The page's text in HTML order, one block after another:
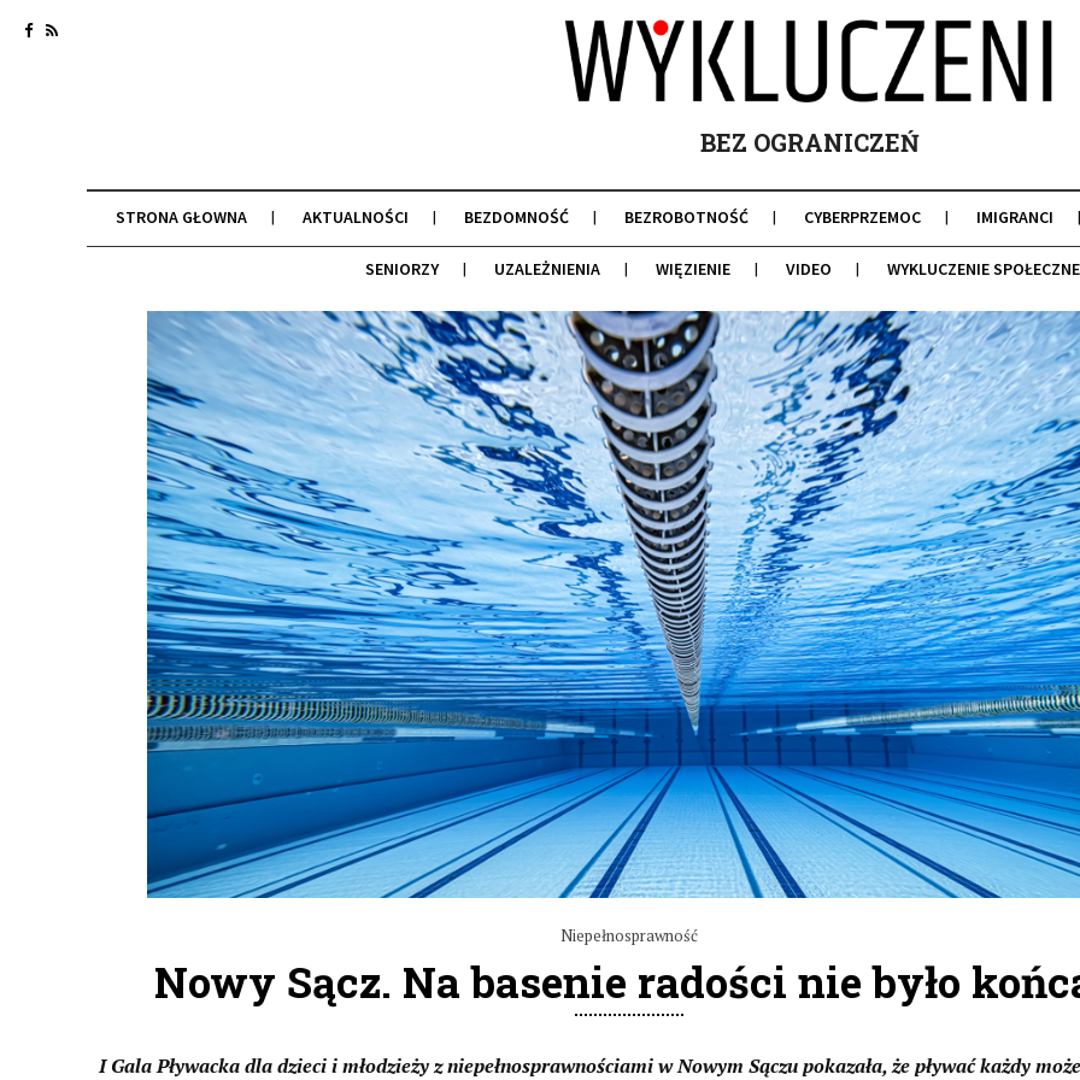
BEZ OGRANICZEŃ
STRONA GŁOWNA AKTUALNOŚCI BEZDOMNOŚĆ BEZROBOTNOŚĆ CYBERPRZEMOC IMIGRANCI
SENIORZY UZALEŻNIENIA WIĘZIENIE VIDEO WYKLUCZENIE SPOŁECZNE
Niepełnosprawność
Nowy Sącz. Na basenie radości nie było
I Gala Pływacka dla dzieci i młodzieży z niepełnosprawnościami w Nowym Sączu pokazała, że pływać każdy